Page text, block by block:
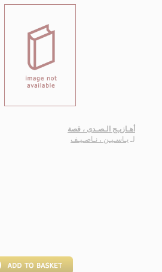
أهـازيـج الـصـدى ، قصة
لـ يـاسـيـن ، نـاصـيـف